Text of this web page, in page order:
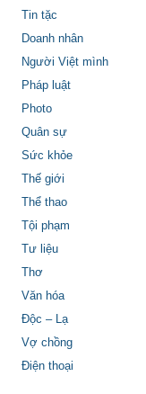
Tin tặc
Doanh nhân
Người Việt mình
Pháp luật
Photo
Quân sự
Sức khỏe
Thế giới
Thể thao
Tội phạm
Tư liệu
Thơ
Văn hóa
Độc – Lạ
Vợ chồng
Điện thoại